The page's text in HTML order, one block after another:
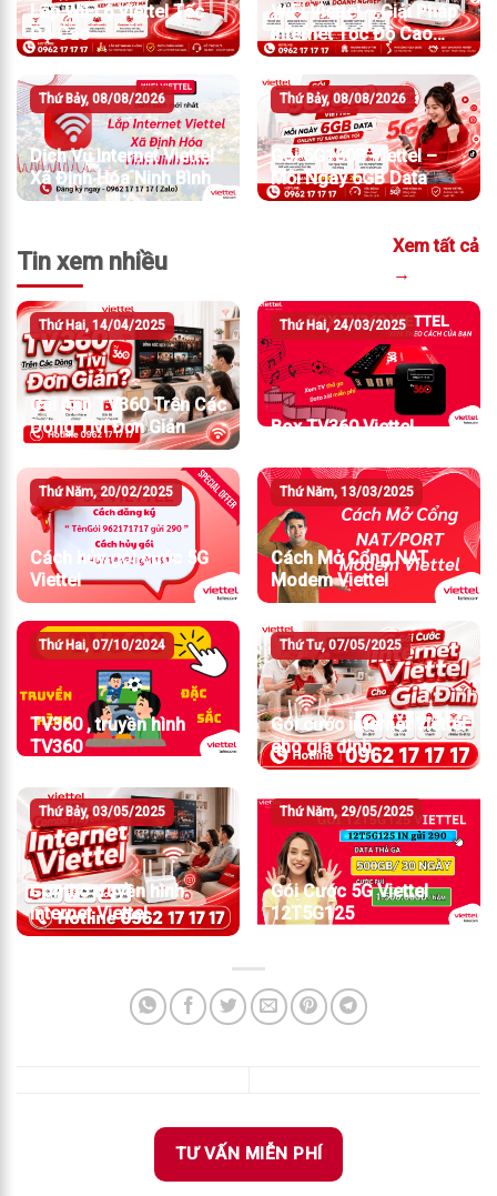
Lắp WiFi 6 Viettel Tốc
Độ Cao
WiFi Viettel – Giải Pháp
Internet Tốc Độ Cao
Cho Gia Đình Và Doanh
Nghiệp
Thứ Bảy, 08/08/2026
Dịch Vụ Internet Viettel
Xã Định Hóa Ninh Bình
Thứ Bảy, 08/08/2026
Gói 5G180B Viettel –
Mỗi Ngày 6GB Data
Tin xem nhiều
Xem tất cả
→
Thứ Hai, 14/04/2025
Cài App TV360 Trên Các
Dòng Tivi Đơn Giản
Thứ Hai, 24/03/2025
Box TV360 Viettel
Thứ Năm, 20/02/2025
Cách hủy gói cước 5G
Viettel
Thứ Năm, 13/03/2025
Cách Mở Cổng NAT
Modem Viettel
Thứ Hai, 07/10/2024
TV360 , truyền hình
TV360
Thứ Tư, 07/05/2025
Gói cước internet Viettel
cho gia đình
Thứ Bảy, 03/05/2025
Combo truyền hình
internet Viettel
Thứ Năm, 29/05/2025
Gói Cước 5G Viettel
12T5G125
TƯ VẤN MIỄN PHÍ